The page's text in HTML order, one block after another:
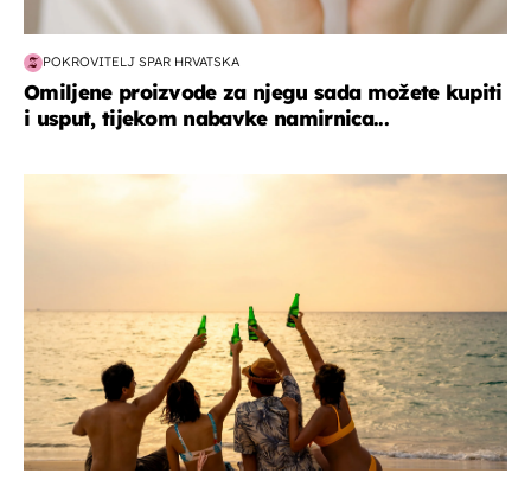
POKROVITELJ SPAR HRVATSKA
Omiljene proizvode za njegu sada možete kupiti
i usput, tijekom nabavke namirnica...